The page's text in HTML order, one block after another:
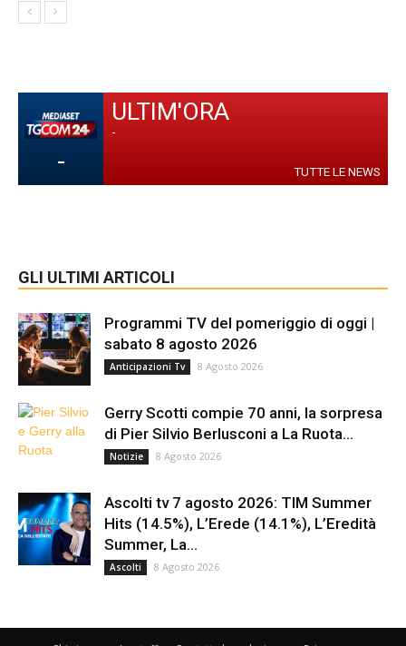
-
ULTIM'ORA
-
TUTTE LE NEWS
GLI ULTIMI ARTICOLI
Programmi TV del pomeriggio di oggi |
sabato 8 agosto 2026
Anticipazioni Tv 8 Agosto 2026
Gerry Scotti compie 70 anni, la sorpresa
di Pier Silvio Berlusconi a La Ruota...
Notizie 8 Agosto 2026
Ascolti tv 7 agosto 2026: TIM Summer
Hits (14.5%), L’Erede (14.1%), L’Eredità
Summer, La...
Ascolti 8 Agosto 2026